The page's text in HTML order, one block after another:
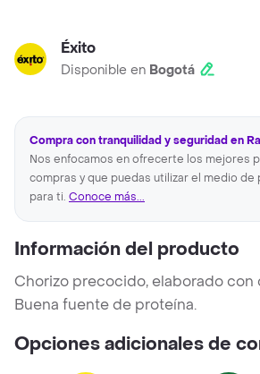
Éxito
Disponible en Bogotá
Compra con tranquilidad y seguridad en
Nos enfocamos en ofrecerte los mejores
compras y que puedas utilizar el medio de
para ti. Conoce más...
Información del producto
Chorizo precocido, elaborado con
Buena fuente de proteína.
Opciones adicionales de